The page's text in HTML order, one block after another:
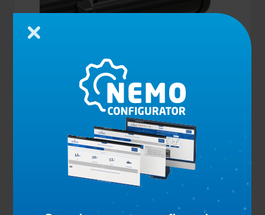
KIT DE TRANSFORMACIÓN PARA TUBO DE 127
MM, DESPLAZAMIENTO DE 64 MM
Ver el producto